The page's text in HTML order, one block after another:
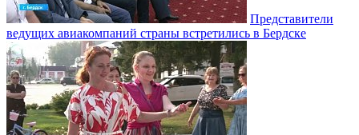
Представители
ведущих авиакомпаний страны встретились в Бердске